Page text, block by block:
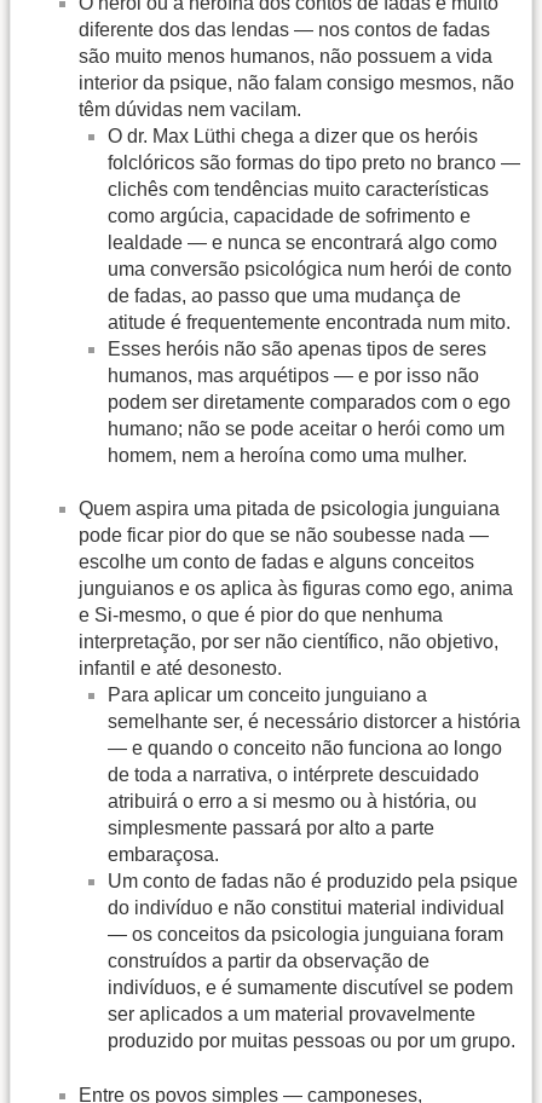
diferente dos das lendas — nos contos de fadas
são muito menos humanos, não possuem a vida
interior da psique, não falam consigo mesmos, não
têm dúvidas nem vacilam.
O dr. Max Lüthi chega a dizer que os heróis
folclóricos são formas do tipo preto no branco —
clichês com tendências muito características
como argúcia, capacidade de sofrimento e
lealdade — e nunca se encontrará algo como
uma conversão psicológica num herói de conto
de fadas, ao passo que uma mudança de
atitude é frequentemente encontrada num mito.
Esses heróis não são apenas tipos de seres
humanos, mas arquétipos — e por isso não
podem ser diretamente comparados com o ego
humano; não se pode aceitar o herói como um
homem, nem a heroína como uma mulher.
Quem aspira uma pitada de psicologia junguiana
pode ficar pior do que se não soubesse nada —
escolhe um conto de fadas e alguns conceitos
junguianos e os aplica às figuras como ego, anima
e Si-mesmo, o que é pior do que nenhuma
interpretação, por ser não científico, não objetivo,
infantil e até desonesto.
Para aplicar um conceito junguiano a
semelhante ser, é necessário distorcer a história
— e quando o conceito não funciona ao longo
de toda a narrativa, o intérprete descuidado
atribuirá o erro a si mesmo ou à história, ou
simplesmente passará por alto a parte
embaraçosa.
Um conto de fadas não é produzido pela psique
do indivíduo e não constitui material individual
— os conceitos da psicologia junguiana foram
construídos a partir da observação de
indivíduos, e é sumamente discutível se podem
ser aplicados a um material provavelmente
produzido por muitas pessoas ou por um grupo.
Entre os povos simples — camponeses,